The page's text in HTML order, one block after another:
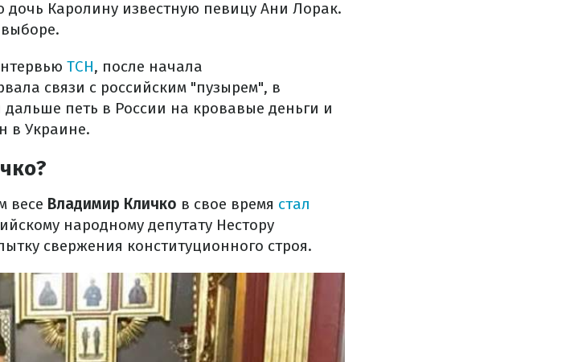
дочь Каролину известную певицу Ани Лорак.
ТСН, после начала
связи с российским "пузырем", в
петь в России на кровавые деньги и
в Украине.
весе Владимир Кличко в свое время стал
народному депутату Нестору
свержения конституционного строя.